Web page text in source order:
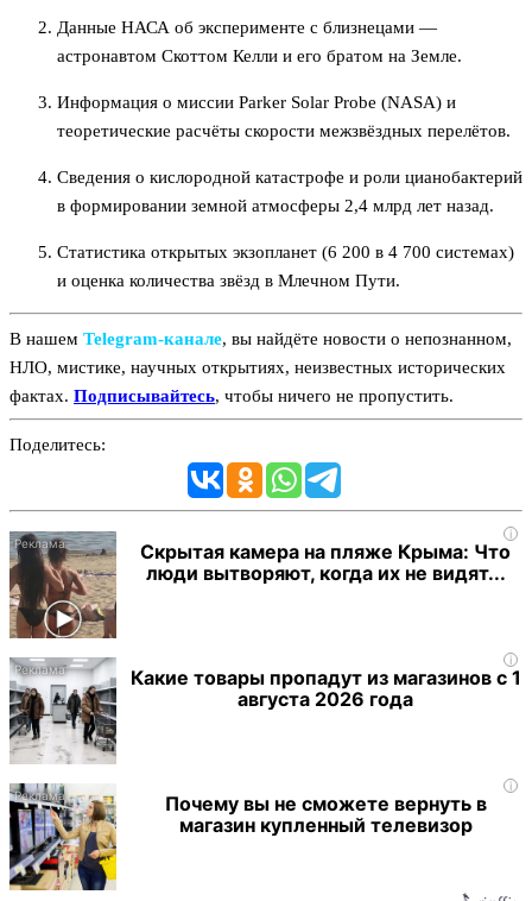
Данные НАСА об эксперименте с близнецами —
астронавтом Скоттом Келли и его братом на Земле.
Информация о миссии Parker Solar Probe (NASA) и
теоретические расчёты скорости межзвёздных перелётов.
Сведения о кислородной катастрофе и роли цианобактерий
в формировании земной атмосферы 2,4 млрд лет назад.
Статистика открытых экзопланет (6 200 в 4 700 системах)
и оценка количества звёзд в Млечном Пути.
В нашем Telegram‑канале, вы найдёте новости о непознанном,
НЛО, мистике, научных открытиях, неизвестных исторических
фактах. Подписывайтесь, чтобы ничего не пропустить.
Поделитесь:
i
Скрытая камера на пляже Крыма: Что
люди вытворяют, когда их не видят...
i
Какие товары пропадут из магазинов с 1
августа 2026 года
i
Почему вы не сможете вернуть в
магазин купленный телевизор